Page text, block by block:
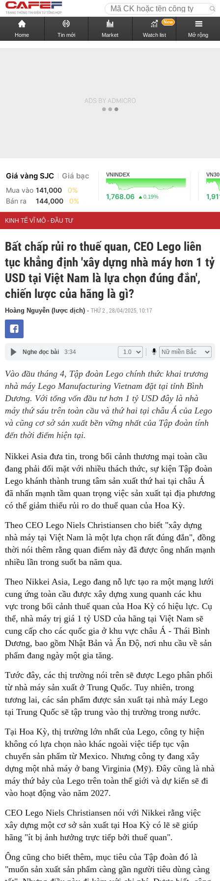
Home Tin mới Market Watch list
New
Mở rộng
Giá vàng SJC Giá bạc
Mua vào 141,000
0%
Bán ra
144,000 0%
VNINDEX
1,768.06 0.19%
VN30
KINH TẾ VĨ MÔ - ĐẦU TƯ
Bất chấp rủi ro thuế quan, CEO Lego liên
tục khẳng định 'xây dựng nhà máy hơn 1 tỷ
USD tại Việt Nam là lựa chọn đúng đắn',
chiến lược của hãng là gì?
Hoàng Nguyễn (lược dịch) - THỨ 2 , 28/04/2025, 10:17
Nghe đọc bài 3:34
Vào đầu tháng 4, Tập đoàn Lego chính thức khai trương
nhà máy Lego Manufacturing Vietnam đặt tại tỉnh Bình
Dương. Với tổng vốn đầu tư hơn 1 tỷ USD đây là nhà
máy thứ sáu trên toàn cầu và thứ hai tại châu Á của Lego
và cũng cơ sở sản xuất bền vững nhất của Tập đoàn tính
đến thời điểm hiện tại.
Nikkei Asia đưa tin, trong bối cảnh thương mại toàn cầu
đang phải đối mặt với nhiều thách thức, sự kiện Tập đoàn
Lego khánh thành trung tâm sản xuất thứ hai tại châu Á
đã nhấn mạnh tầm quan trọng việc sản xuất tại địa phương
có thể giảm thiểu rủi ro do thuế quan của Hoa Kỳ.
Theo CEO Lego Niels Christiansen cho biết "xây dựng
nhà máy tại Việt Nam là một lựa chọn rất đúng đắn", đồng
thời nói thêm rằng quan điểm này đã được ông nhấn mạnh
nhiều lần trong suốt ba năm qua.
Theo Nikkei Asia, Lego đang nỗ lực tạo ra một mạng lưới
cung ứng toàn cầu được xây dựng xung quanh các khu
vực trong bối cảnh thuế quan của Hoa Kỳ có hiệu lực. Cụ
thể, nhà máy trị giá 1 tỷ USD của hãng tại Việt Nam sẽ
cung cấp cho các quốc gia ở khu vực châu Á - Thái Bình
Dương, bao gồm Nhật Bản và Ấn Độ, nơi nhu cầu về sản
phẩm đang ngày một gia tăng.
Tước đây, các thị trường nói trên sẽ được Lego phân phối
từ nhà máy sản xuất ở Trung Quốc. Tuy nhiên, trong
tương lai, các sản phẩm được sản xuất tại nhà máy Lego
tại Trung Quốc sẽ tập trung vào thị trường trong nước.
Tại Hoa Kỳ, thị trường lớn nhất của Lego, công ty hiện
không có lựa chọn nào khác ngoài việc tiếp tục vận
chuyển sản phẩm từ Mexico. Nhưng công ty đang xây
dựng một nhà máy ở bang Virginia (Mỹ). Đây cũng là nhà
máy thứ bảy của Lego trên toàn thế giới và dự kiến sẽ đi
vào hoạt động vào năm 2027.
CEO Lego Niels Christiansen nói với Nikkei rằng việc
xây dựng một cơ sở sản xuất tại Hoa Kỳ có lẽ sẽ giúp
hãng "ít bị ảnh hưởng trực tiếp bởi thuế quan".
Ông cũng cho biết thêm, mục tiêu của Tập đoàn đó là
"muốn sản xuất sản phẩm càng gần người tiêu dùng càng